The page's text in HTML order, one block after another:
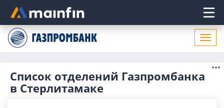
Главное меню
Список отделений Газпромбанка
в Стерлитамаке